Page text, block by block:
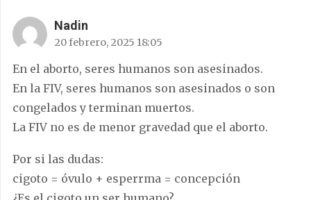
Nadin
20 febrero, 2025 18:05
En el aborto, seres humanos son asesinados.
En la FIV, seres humanos son asesinados o son
congelados y terminan muertos.
La FIV no es de menor gravedad que el aborto.
Por si las dudas:
cigoto = óvulo + esperrma = concepción